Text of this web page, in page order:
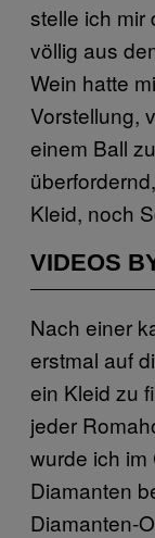
stelle ich mir
völlig aus
Wein hatte
Vorstellung,
einem Ball
Kleid, noch
VIDEOS
Nach einer
erstmal auf
ein Kleid zu
jeder
wurde ich
Diamanten
Diamanten-